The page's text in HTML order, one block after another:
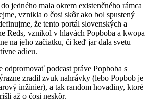
jedného mala okrem existenčného rámca
vznikla o čosi skôr ako bol spustený
že tento portál slovenských a
Reds, vznikol v hlavách Popboba a kwopa
na jeho začiatku, či keď jar dala svetu
adieu.
podcast práve Popboba s
zradil zvuk nahrávky (lebo Popbob je
inžinier), a tak random hovadiny, ktoré
až o čosi neskôr.